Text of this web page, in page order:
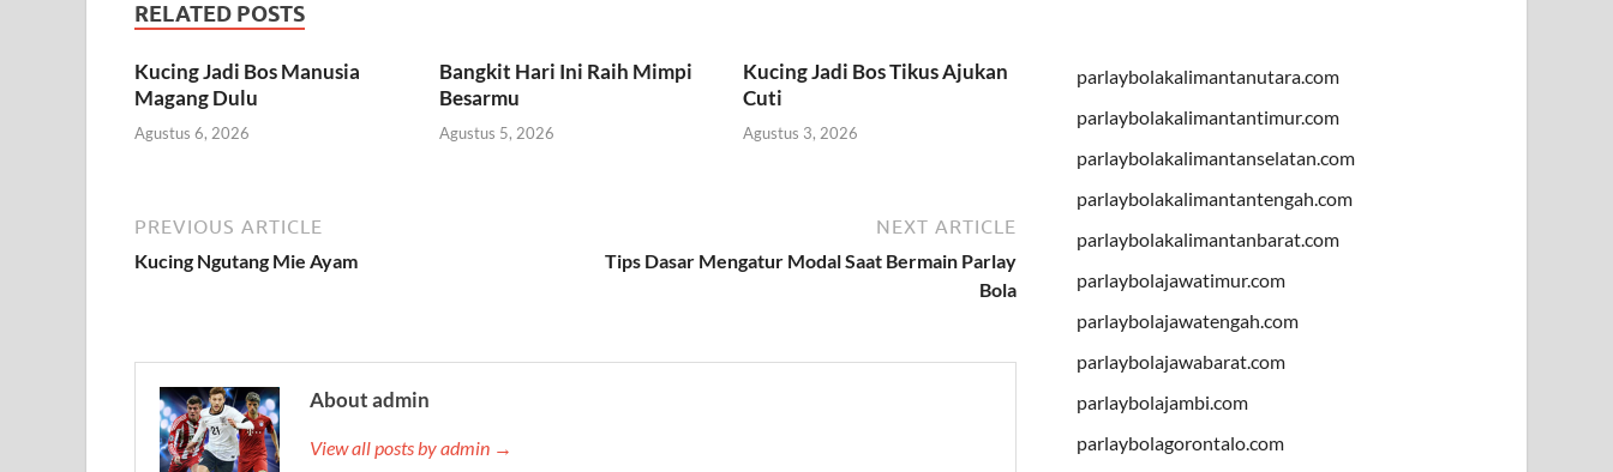
RELATED POSTS
Kucing Jadi Bos Manusia
Magang Dulu
Agustus 6, 2026
Bangkit Hari Ini Raih Mimpi
Besarmu
Agustus 5, 2026
Kucing Jadi Bos Tikus Ajukan
Cuti
Agustus 3, 2026
PREVIOUS ARTICLE
Kucing Ngutang Mie Ayam
NEXT ARTICLE
Tips Dasar Mengatur Modal Saat Bermain Parlay
Bola
About admin
View all posts by admin →
parlaybolakalimantanutara.com
parlaybolakalimantantimur.com
parlaybolakalimantanselatan.com
parlaybolakalimantantengah.com
parlaybolakalimantanbarat.com
parlaybolajawatimur.com
parlaybolajawatengah.com
parlaybolajawabarat.com
parlaybolajambi.com
parlaybolagorontalo.com